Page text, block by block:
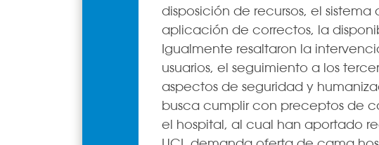
disposición de recursos, el
aplicación de correctos, la
Igualmente resaltaron la
usuarios, el seguimiento a los
aspectos de seguridad y
busca cumplir con preceptos de
el hospital, al cual han aportado